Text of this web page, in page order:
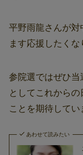
平野雨龍さんが
ます応援したくな
参院選ではぜひ
としてこれから
ことを期待してい
あわせて読みたい